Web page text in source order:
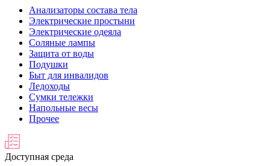
Анализаторы состава тела
Электрические простыни
Электрические одеяла
Соляные лампы
Защита от воды
Подушки
Быт для инвалидов
Ледоходы
Сумки тележки
Напольные весы
Прочее
Доступная среда